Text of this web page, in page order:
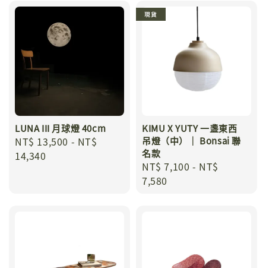
LUNA III 月球燈 40cm
Regular
price
NT$ 13,500 - NT$
14,340
現貨
KIMU X YUTY 一盞東西
吊燈（中）｜ Bonsai 聯
名款
Regular
price
NT$ 7,100 - NT$
7,580